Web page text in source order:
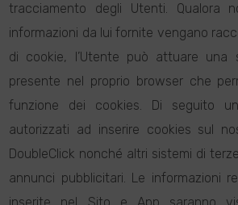
tracciamento degli Utenti. Qualora
informazioni da lui fornite vengano
di cookie, l’Utente può attuare una
presente nel proprio browser che
funzione dei cookies. Di seguito
autorizzati ad inserire cookies sul
DoubleClick nonché altri sistemi di
annunci pubblicitari. Le informazioni